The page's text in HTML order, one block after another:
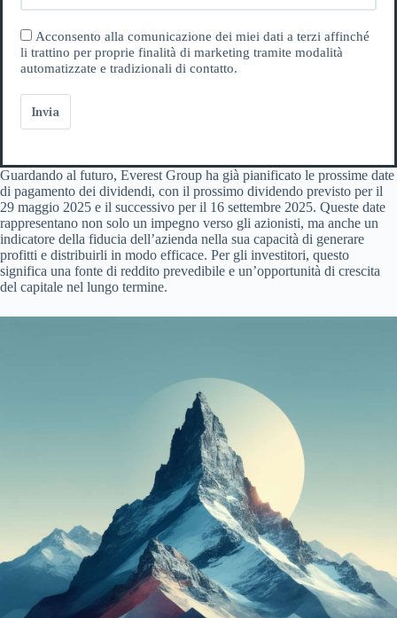
Acconsento alla comunicazione dei miei dati a terzi affinché
li trattino per proprie finalità di marketing tramite modalità
automatizzate e tradizionali di contatto.
Invia
Guardando al futuro, Everest Group ha già pianificato le prossime date
di pagamento dei dividendi, con il prossimo dividendo previsto per il
29 maggio 2025 e il successivo per il 16 settembre 2025. Queste date
rappresentano non solo un impegno verso gli azionisti, ma anche un
indicatore della fiducia dell’azienda nella sua capacità di generare
profitti e distribuirli in modo efficace. Per gli investitori, questo
significa una fonte di reddito prevedibile e un’opportunità di crescita
del capitale nel lungo termine.